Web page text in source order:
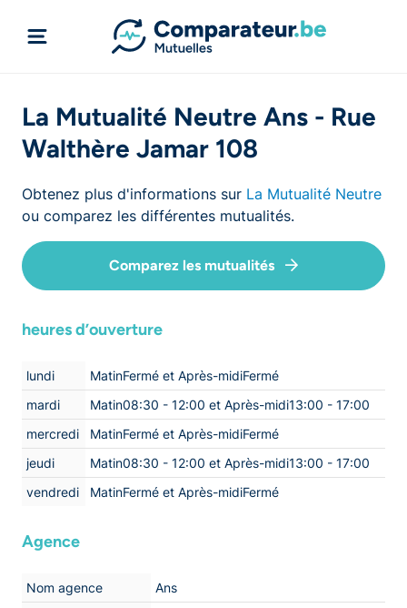
La Mutualité Neutre Ans - Rue
Walthère Jamar 108
Obtenez plus d'informations sur La Mutualité Neutre
ou comparez les différentes mutualités.
Comparez les mutualités
heures d’ouverture
lundi
MatinFermé et Après-midiFermé
mardi
Matin08:30 - 12:00 et Après-midi13:00 - 17:00
mercredi
MatinFermé et Après-midiFermé
jeudi
Matin08:30 - 12:00 et Après-midi13:00 - 17:00
vendredi
MatinFermé et Après-midiFermé
Agence
Nom agence
Ans